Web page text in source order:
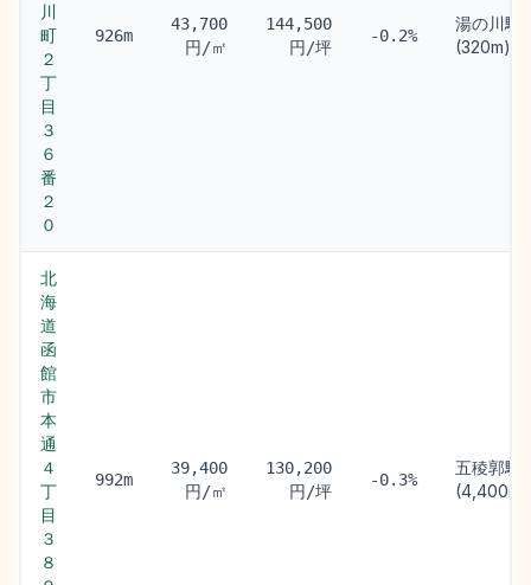
川
町
２
丁
目
３
６
番
２
０
926m
43,700
円/㎡
144,500
円/坪
-0.2%
湯の川駅
(320m)
北
海
道
函
館
市
本
通
４
丁
目
３
８
992m
39,400
円/㎡
130,200
円/坪
-0.3%
五稜郭駅
(4,400m)